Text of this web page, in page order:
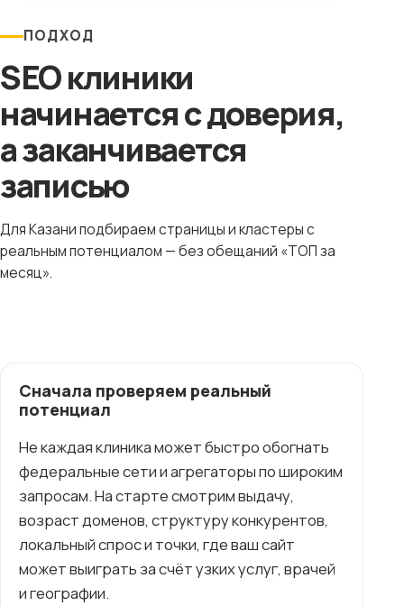
ПОДХОД
SEO клиники
начинается с доверия,
а заканчивается
записью
Для Казани подбираем страницы и кластеры с
реальным потенциалом — без обещаний «ТОП за
месяц».
Сначала проверяем реальный
потенциал
Не каждая клиника может быстро обогнать
федеральные сети и агрегаторы по широким
запросам. На старте смотрим выдачу,
возраст доменов, структуру конкурентов,
локальный спрос и точки, где ваш сайт
может выиграть за счёт узких услуг, врачей
и географии.